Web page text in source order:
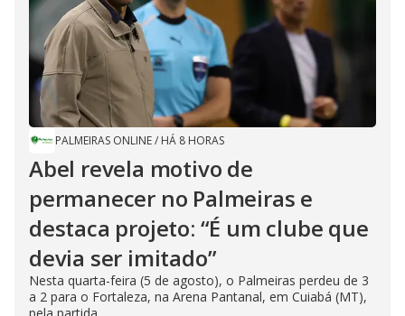
PALMEIRAS ONLINE/ HÁ 8 HORAS
Abel revela motivo de
permanecer no Palmeiras e
destaca projeto: “É um clube que
devia ser imitado”
Nesta quarta-feira (5 de agosto), o Palmeiras perdeu de 3
a 2 para o Fortaleza, na Arena Pantanal, em Cuiabá (MT),